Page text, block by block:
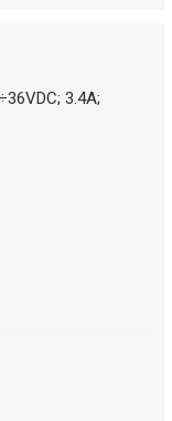
3.4A;